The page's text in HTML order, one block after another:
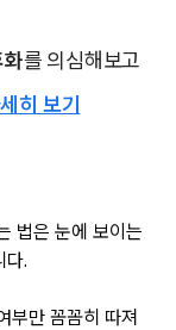
를 의심해보고
히 보기
법은 눈에 보이는
다.
부만 꼼꼼히 따져